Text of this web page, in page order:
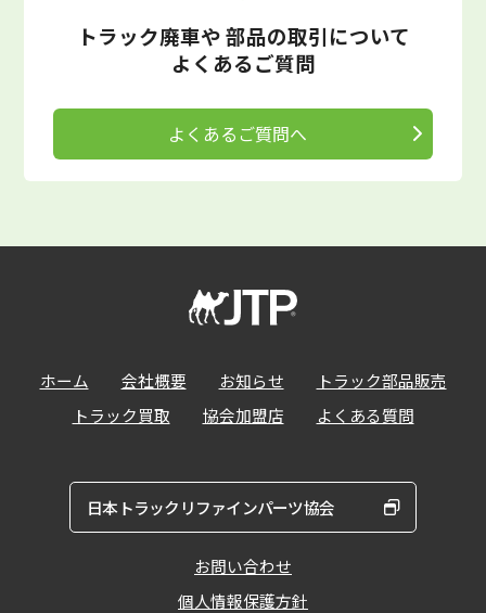
トラック廃車や部品の取引について
よくあるご質問
よくあるご質問へ
ホーム 会社概要 お知らせ
トラック部品販売
トラック買取
協会加盟店 よくある質問
日本トラックリファインパーツ協会
お問い合わせ
個人情報保護方針